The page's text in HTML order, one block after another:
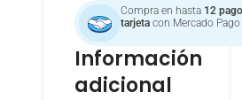
Compra en hasta 12
tarjetacon Mercado Pago
Información
adicional